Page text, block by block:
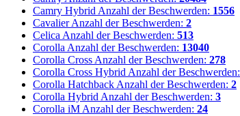
Camry Hybrid Anzahl der Beschwerden: 1556
Cavalier Anzahl der Beschwerden: 2
Celica Anzahl der Beschwerden: 513
Corolla Anzahl der Beschwerden: 13040
Corolla Cross Anzahl der Beschwerden: 278
Corolla Cross Hybrid Anzahl der Beschwerden:
Corolla Hatchback Anzahl der Beschwerden: 2
Corolla Hybrid Anzahl der Beschwerden: 3
Corolla iM Anzahl der Beschwerden: 24